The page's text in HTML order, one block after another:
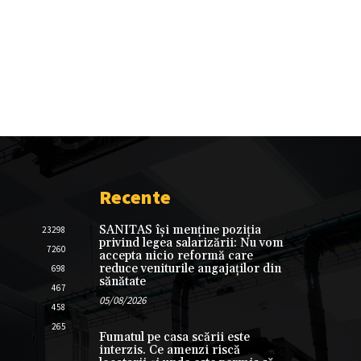
23298
7260
698
467
458
265
Recente
SANITAS își menține poziția
privind legea salarizării: Nu vom
accepta nicio reformă care
reduce veniturile angajaților din
sănătate
05/08/2026
Fumatul pe casa scării este
interzis. Ce amenzi riscă